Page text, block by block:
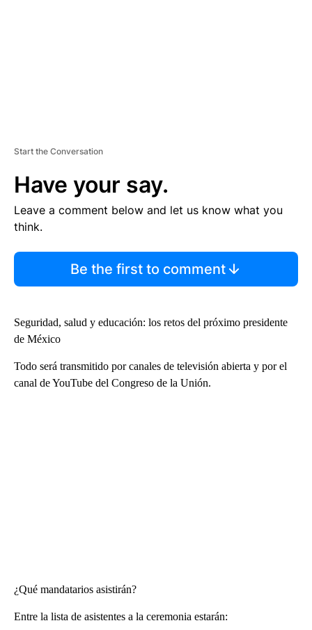
Start the Conversation
Have your say.
Leave a comment below and let us know what you
think.
Be the first to comment
Seguridad, salud y educación: los retos del próximo presidente
de México
Todo será transmitido por canales de televisión abierta y por el
canal de YouTube del Congreso de la Unión.
¿Qué mandatarios asistirán?
Entre la lista de asistentes a la ceremonia estarán: